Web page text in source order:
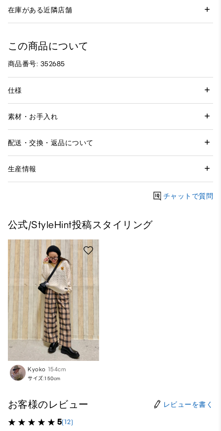
在庫がある近隣店舗
この商品について
商品番号: 352685
仕様
素材・お手入れ
配送・交換・返品について
生産情報
チャットで質問
公式/StyleHint投稿スタイリング
Kyoko 154cm
サイズ:150cm
お客様のレビュー レビューを書く
5(12)